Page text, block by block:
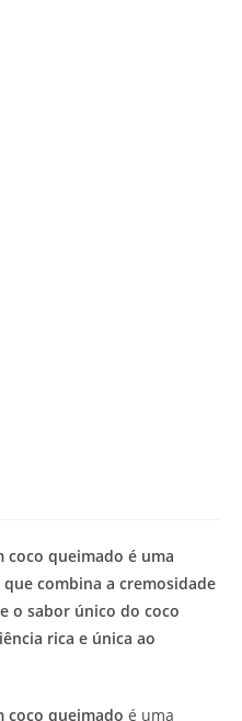
coco queimado é uma
combina a cremosidade
o sabor único do coco
rica e única ao
coco queimado é uma